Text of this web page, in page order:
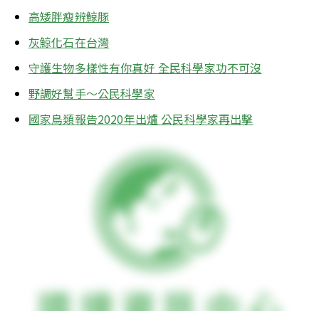
高矮胖瘦辨鯨豚
灰鯨化石在台灣
守護生物多樣性有你真好 全民科學家功不可沒
野調好幫手～公民科學家
國家鳥類報告2020年出爐 公民科學家再出擊